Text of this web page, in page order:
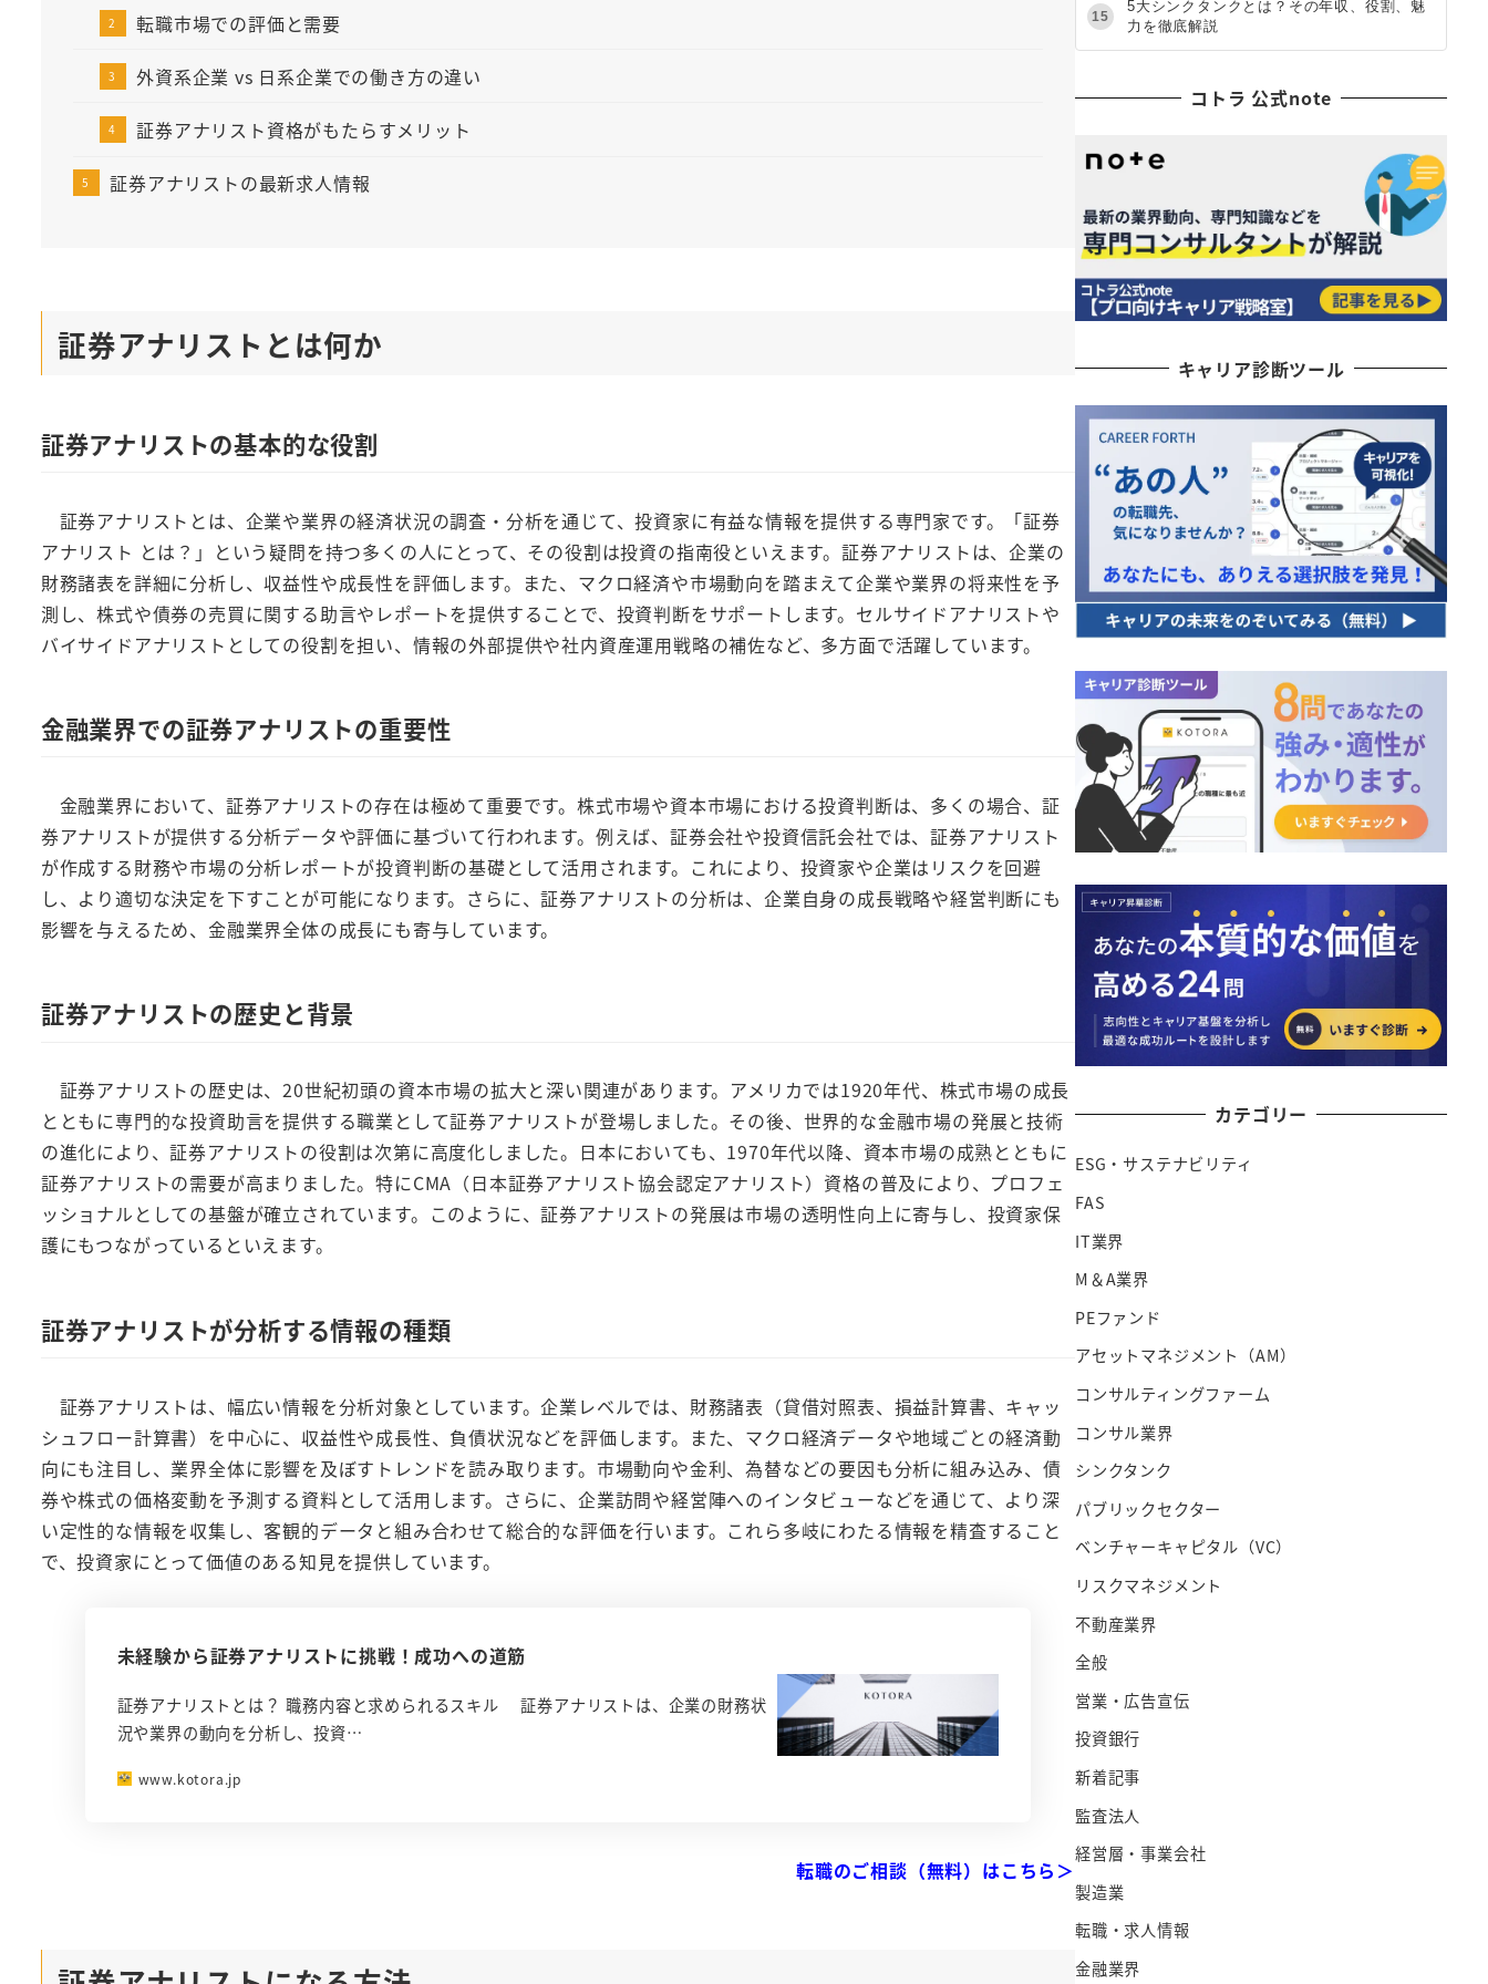
転職市場での評価と需要
外資系企業 vs 日系企業での働き方の違い
証券アナリスト資格がもたらすメリット
証券アナリストの最新求人情報
証券アナリストとは何か
証券アナリストの基本的な役割
証券アナリストとは、企業や業界の経済状況の調査・分析を通じて、投資家に有益な情報を提供する専門家です。「証券
アナリスト とは？」という疑問を持つ多くの人にとって、その役割は投資の指南役といえます。証券アナリストは、企業の
財務諸表を詳細に分析し、収益性や成長性を評価します。また、マクロ経済や市場動向を踏まえて企業や業界の将来性を予
測し、株式や債券の売買に関する助言やレポートを提供することで、投資判断をサポートします。セルサイドアナリストや
バイサイドアナリストとしての役割を担い、情報の外部提供や社内資産運用戦略の補佐など、多方面で活躍しています。
金融業界での証券アナリストの重要性
金融業界において、証券アナリストの存在は極めて重要です。株式市場や資本市場における投資判断は、多くの場合、証
券アナリストが提供する分析データや評価に基づいて行われます。例えば、証券会社や投資信託会社では、証券アナリスト
が作成する財務や市場の分析レポートが投資判断の基礎として活用されます。これにより、投資家や企業はリスクを回避
し、より適切な決定を下すことが可能になります。さらに、証券アナリストの分析は、企業自身の成長戦略や経営判断にも
影響を与えるため、金融業界全体の成長にも寄与しています。
証券アナリストの歴史と背景
証券アナリストの歴史は、20世紀初頭の資本市場の拡大と深い関連があります。アメリカでは1920年代、株式市場の成長
とともに専門的な投資助言を提供する職業として証券アナリストが登場しました。その後、世界的な金融市場の発展と技術
の進化により、証券アナリストの役割は次第に高度化しました。日本においても、1970年代以降、資本市場の成熟とともに
証券アナリストの需要が高まりました。特にCMA（日本証券アナリスト協会認定アナリスト）資格の普及により、プロフェ
ッショナルとしての基盤が確立されています。このように、証券アナリストの発展は市場の透明性向上に寄与し、投資家保
護にもつながっているといえます。
証券アナリストが分析する情報の種類
証券アナリストは、幅広い情報を分析対象としています。企業レベルでは、財務諸表（貸借対照表、損益計算書、キャッ
シュフロー計算書）を中心に、収益性や成長性、負債状況などを評価します。また、マクロ経済データや地域ごとの経済動
向にも注目し、業界全体に影響を及ぼすトレンドを読み取ります。市場動向や金利、為替などの要因も分析に組み込み、債
券や株式の価格変動を予測する資料として活用します。さらに、企業訪問や経営陣へのインタビューなどを通じて、より深
い定性的な情報を収集し、客観的データと組み合わせて総合的な評価を行います。これら多岐にわたる情報を精査すること
で、投資家にとって価値のある知見を提供しています。
未経験から証券アナリストに挑戦！成功への道筋
証券アナリストとは？ 職務内容と求められるスキル 証券アナリストは、企業の財務状
況や業界の動向を分析し、投資…
www.kotora.jp
転職のご相談（無料）はこちら＞
15
5大シンクタンクとは？その年収、役割、魅
力を徹底解説
コトラ 公式note
キャリア診断ツール
カテゴリー
ESG・サステナビリティ
FAS
IT業界
M＆A業界
PEファンド
アセットマネジメント（AM）
コンサルティングファーム
コンサル業界
シンクタンク
パブリックセクター
ベンチャーキャピタル（VC）
リスクマネジメント
不動産業界
全般
営業・広告宣伝
投資銀行
新着記事
監査法人
経営層・事業会社
製造業
転職・求人情報
金融業界